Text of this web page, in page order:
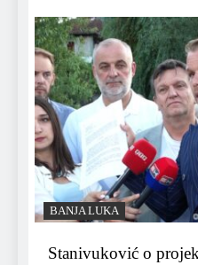
BANJA LUKA
Stanivuković o